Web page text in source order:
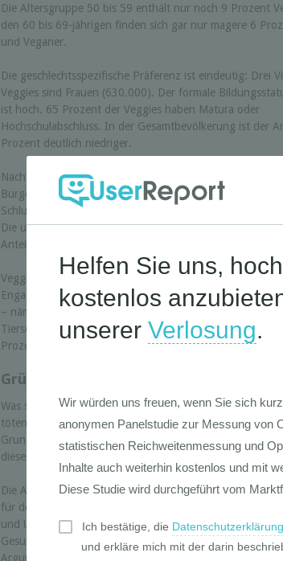
Die Altersgruppe 50 bis 59 enthält nur noch 9 Prozent
den 60 bis 69-jährigen finden sich gar nur magere 6
und Veganer.
Die geschlechtsspezifische Präferenz ist eindeutig: Drei
Veggies sind Frauen (630.000). Der formale
ist hoch. 65 Prozent der Veggies haben Matura oder
Hochschulabschluss. In der Gesamtbevölkerung ist der
Prozent deutlich niedriger.
Nach Bundesländern betrachtet, hat Wien mit 14
Burgenland mit 12 Prozent, die höchste Veggie-Quote.
Schlusslichter sind Tirol mit sechs Prozent und Salzburg
Die übrigen Bundesländer bewegen sich mit 8 bis 9
Anteil im Mittelfeld.
Veggies engagieren sich gerne sozial. Das lässt sich vor
Engagement für NGOs festmachen. Ein bedeutender
– nämlich 80 Prozent – unterstützt Umwelt- Natur- und
Tierschutzvereine. In der Gesamtbevölkerung macht der
Prozent aus.
Gründe, auf Fleisch zu verzichten
Was sind die Beweggründe für die Abkehr vom Fleisch?
töten! Für Vegetarier und Veganer ist die moralisch
Grundhaltung das Hauptmotiv für die fleischlose
dieser Aspekt bei Frauen signifikant stärker ausgeprägt ist.
Die Ablehnung der Massentierhaltung liegt an zweiter
für den Fleischverzicht. Ein weiteres starkes Motiv ist
und Umweltschutz, vor allem wegen der CO2 -Belastung.
Gesundheit ist für Veganer und Flexitarier ebenfalls ein
Argument für den Fleischverzicht. Bei Flexitariern spiel